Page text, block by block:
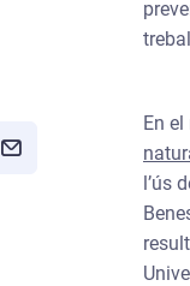
En
l’ús